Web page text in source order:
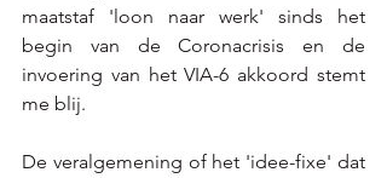
maatstaf 'loon naar werk' sinds het
begin van de Coronacrisis en de
invoering van het VIA-6 akkoord stemt
me blij.
De veralgemening of het 'idee-fixe' dat